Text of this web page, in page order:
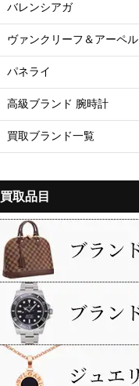
バレンシアガ
ヴァンクリーフ＆アーペル
パネライ
高級ブランド 腕時計
買取ブランド一覧
買取品目